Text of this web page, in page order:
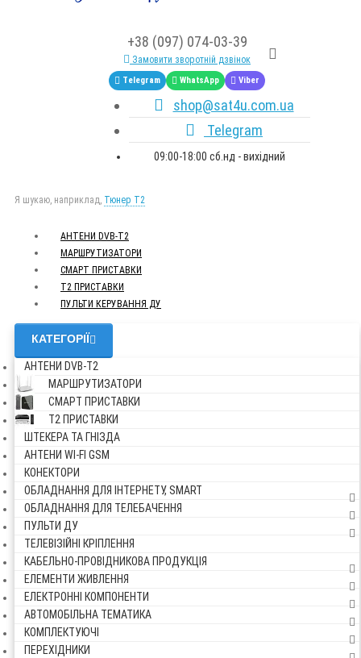
+38 (097) 074-03-39
Замовити зворотній дзвінок
Telegram WhatsApp Viber
shop@sat4u.com.ua
Telegram
09:00-18:00 сб.нд - вихідний
Я шукаю, наприклад, Тюнер T2
АНТЕНИ DVB-Т2
МАРШРУТИЗАТОРИ
СМАРТ ПРИСТАВКИ
Т2 ПРИСТАВКИ
ПУЛЬТИ КЕРУВАННЯ ДУ
КАТЕГОРІЇ
АНТЕНИ DVB-Т2
МАРШРУТИЗАТОРИ
СМАРТ ПРИСТАВКИ
Т2 ПРИСТАВКИ
ШТЕКЕРА ТА ГНІЗДА
АНТЕНИ WI-FI GSM
КОНЕКТОРИ
ОБЛАДНАННЯ ДЛЯ ІНТЕРНЕТУ, SMART
ОБЛАДНАННЯ ДЛЯ ТЕЛЕБАЧЕННЯ
ПУЛЬТИ ДУ
ТЕЛЕВІЗІЙНІ КРІПЛЕННЯ
КАБЕЛЬНО-ПРОВІДНИКОВА ПРОДУКЦІЯ
ЕЛЕМЕНТИ ЖИВЛЕННЯ
ЕЛЕКТРОННІ КОМПОНЕНТИ
АВТОМОБІЛЬНА ТЕМАТИКА
КОМПЛЕКТУЮЧІ
ПЕРЕХІДНИКИ